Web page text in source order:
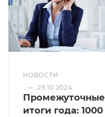
НОВОСТИ
— 29.10.2024
Промежуточные
итоги года: 1000